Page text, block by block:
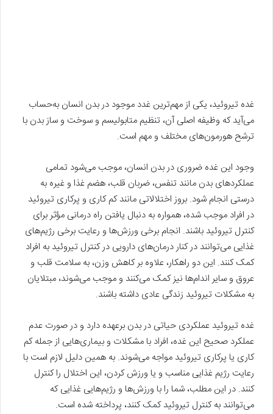
غده تیروئید، یکی از مهم‌ترین غدد موجود در بدن انسان به‌حساب
می‌آید که وظیفه اصلی آن، تنظیم متابولیسم و سوخت و ساز بدن با
ترشح هورمون‌های مختلف و مهم است.
وجود این غده ضروری در بدن انسان، موجب می‌شود تمامی
عملکرد‌های بدن مانند تنفس، ضربان قلب، هضم غذا و غیره به
درستی انجام شود. بروز اختلالاتی مانند کم کاری و پرکاری تیروئید
در افراد موجب شده، همواره به دنبال یافتن راه درمانی مؤثر برای
کنترل تیروئید باشند. انجام برخی ورزش‌ها و رعایت برخی رژیم‌های
غذایی می‌توانند در کنار درمان‌های دارویی در کنترل تیروئید به افراد
کمک کنند. این دو راهکار، علاوه بر کاهش وزن، به سلامت قلب و
عروق و سایر اندام‌ها نیز کمک می‌کنند و موجب می‌شوند، مبتلایان
به مشکلات تیروئید زندگی عادی داشته باشند.
غده تیروئید عملکردی حیاتی در بدن برعهده دارد و در صورت عدم
عملکرد صحیح این غده، افراد با مشکلات و بیماری‌هایی از جمله کم
کاری یا پرکاری تیروئید مواجه می‌شوند. به همین دلیل لازم است با
رعایت رژیم غذایی مناسب و یا ورزش کردن، این اختلال را کنترل
کنند. در این مطلب، شما را با ورزش‌ها و رژیم‌هایی غذایی که
می‌توانند به کنترل تیروئید کمک کنند، پرداخته شده است.